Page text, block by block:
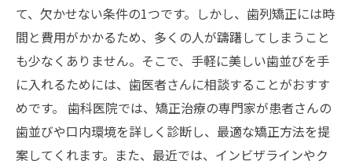
て、欠かせない条件の1つです。しかし、歯列矯正には時
間と費用がかかるため、多くの人が躊躇してしまうこと
も少なくありません。そこで、手軽に美しい歯並びを手
に入れるためには、歯医者さんに相談することがおすす
めです。 歯科医院では、矯正治療の専門家が患者さんの
歯並びや口内環境を詳しく診断し、最適な矯正方法を提
案してくれます。また、最近では、インビザラインやク